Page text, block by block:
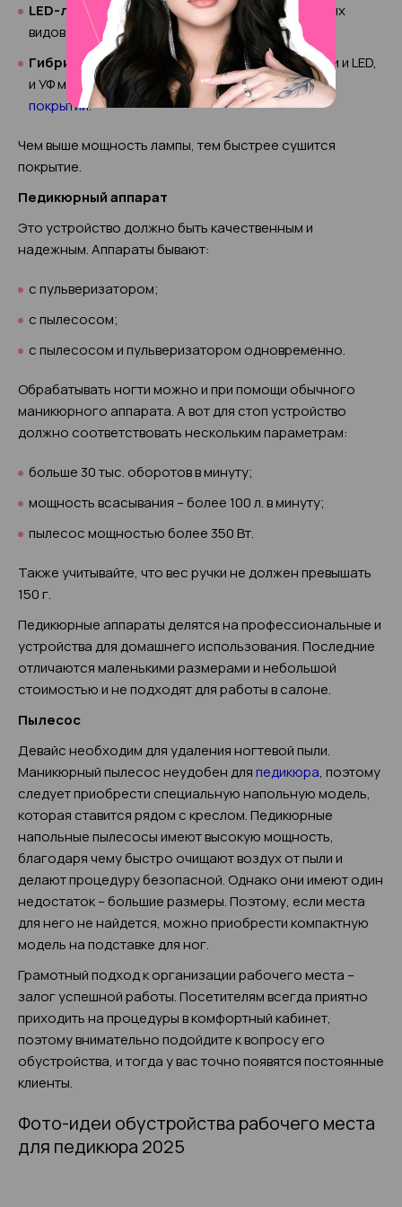
LED-лампы . Подходят только для определенных
видов гелей.
Гибридные.Совмещают в себе характеристики и LED,
и УФ моделей и используются для сушки любых
покрытий.
Чем выше мощность лампы, тем быстрее сушится
покрытие.
Педикюрный аппарат
Это устройство должно быть качественным и
надежным. Аппараты бывают:
с пульверизатором;
с пылесосом;
с пылесосом и пульверизатором одновременно.
Обрабатывать ногти можно и при помощи обычного
маникюрного аппарата. А вот для стоп устройство
должно соответствовать нескольким параметрам:
больше 30 тыс. оборотов в минуту;
мощность всасывания – более 100 л. в минуту;
пылесос мощностью более 350 Вт.
Также учитывайте, что вес ручки не должен превышать
150 г.
Педикюрные аппараты делятся на профессиональные и
устройства для домашнего использования. Последние
отличаются маленькими размерами и небольшой
стоимостью и не подходят для работы в салоне.
Пылесос
Девайс необходим для удаления ногтевой пыли.
Маникюрный пылесос неудобен дляпедикюра, поэтому
следует приобрести специальную напольную модель,
которая ставится рядом с креслом. Педикюрные
напольные пылесосы имеют высокую мощность,
благодаря чему быстро очищают воздух от пыли и
делают процедуру безопасной. Однако они имеют один
недостаток – большие размеры. Поэтому, если места
для него не найдется, можно приобрести компактную
модель на подставке для ног.
Грамотный подход к организации рабочего места –
залог успешной работы. Посетителям всегда приятно
приходить на процедуры в комфортный кабинет,
поэтому внимательно подойдите к вопросу его
обустройства, и тогда у вас точно появятся постоянные
клиенты.
Фото-идеи обустройства рабочего места
для педикюра 2025